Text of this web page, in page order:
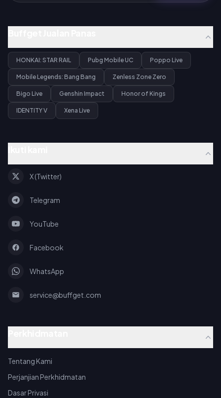
HONKAI: STAR RAIL Pubg Mobile UC Poppo Live
Mobile Legends: Bang Bang Zenless Zone Zero
Bigo Live Genshin Impact Honor of Kings
IDENTITY V Xena Live
X (Twitter)
Telegram
YouTube
Facebook
WhatsApp
service@buffget.com
Tentang Kami
Perjanjian Perkhidmatan
Dasar Privasi